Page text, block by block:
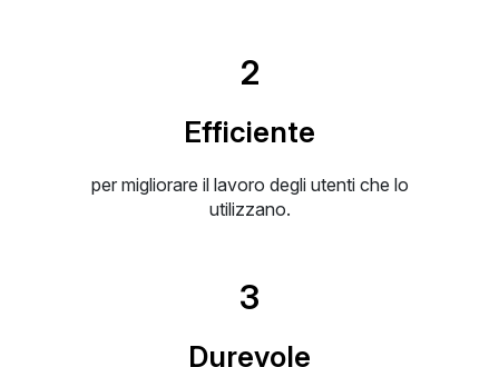
2
Efficiente
per migliorare il lavoro degli utenti che lo
utilizzano.
3
Durevole